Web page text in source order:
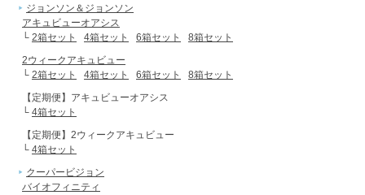
ジョンソン＆ジョンソン
アキュビューオアシス
└ 2箱セット 4箱セット 6箱セット
8箱セット
2ウィークアキュビュー
└ 2箱セット 4箱セット 6箱セット
8箱セット
【定期便】アキュビューオアシス
└ 4箱セット
【定期便】2ウィークアキュビュー
└ 4箱セット
クーパービジョン
バイオフィニティ